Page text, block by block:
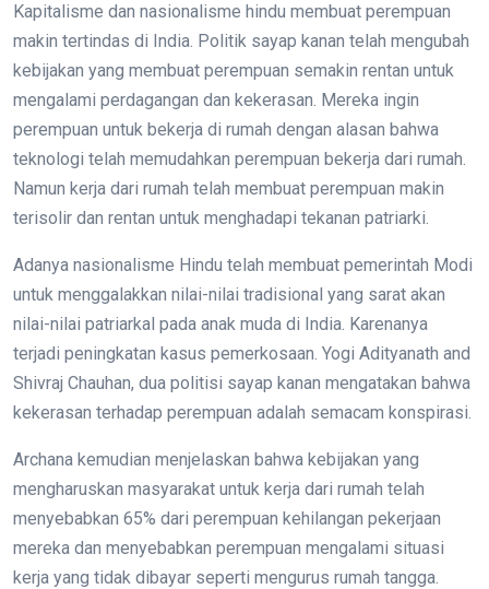
Kapitalisme dan nasionalisme hindu membuat perempuan
makin tertindas di India. Politik sayap kanan telah mengubah
kebijakan yang membuat perempuan semakin rentan untuk
mengalami perdagangan dan kekerasan. Mereka ingin
perempuan untuk bekerja di rumah dengan alasan bahwa
teknologi telah memudahkan perempuan bekerja dari rumah.
Namun kerja dari rumah telah membuat perempuan makin
terisolir dan rentan untuk menghadapi tekanan patriarki.
Adanya nasionalisme Hindu telah membuat pemerintah Modi
untuk menggalakkan nilai-nilai tradisional yang sarat akan
nilai-nilai patriarkal pada anak muda di India. Karenanya
terjadi peningkatan kasus pemerkosaan. Yogi Adityanath and
Shivraj Chauhan, dua politisi sayap kanan mengatakan bahwa
kekerasan terhadap perempuan adalah semacam konspirasi.
Archana kemudian menjelaskan bahwa kebijakan yang
mengharuskan masyarakat untuk kerja dari rumah telah
menyebabkan 65% dari perempuan kehilangan pekerjaan
mereka dan menyebabkan perempuan mengalami situasi
kerja yang tidak dibayar seperti mengurus rumah tangga.